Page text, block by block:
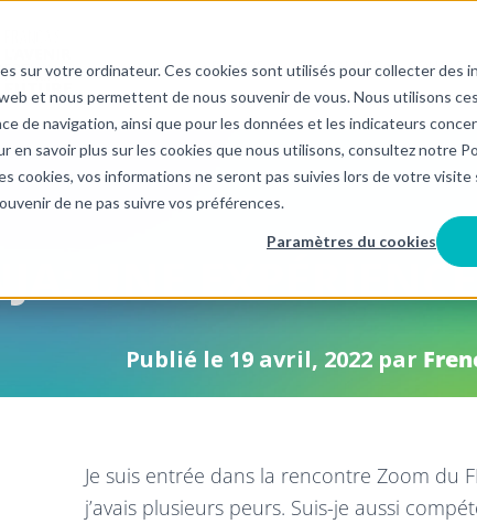
sur votre ordinateur. Ces cookies sont utilisés pour collecter des
et nous permettent de nous souvenir de vous. Nous utilisons
de navigation, ainsi que pour les données et les indicateurs
en savoir plus sur les cookies que nous utilisons, consultez notre
cookies, vos informations ne seront pas suivies lors de votre
de ne pas suivre vos préférences.
Paramètres du cookies
À PROPOSAfficher le sous-menu
PROGRAMMESAfficher le
CONTACT
UNE
Publié le 19 avril, 2022par
Je suis entrée dans la rencontre Zoom du
j’avais plusieurs peurs. Suis-je aussi